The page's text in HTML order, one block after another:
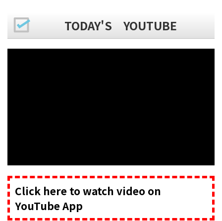
TODAY'S YOUTUBE
Click here to watch video on
YouTube App